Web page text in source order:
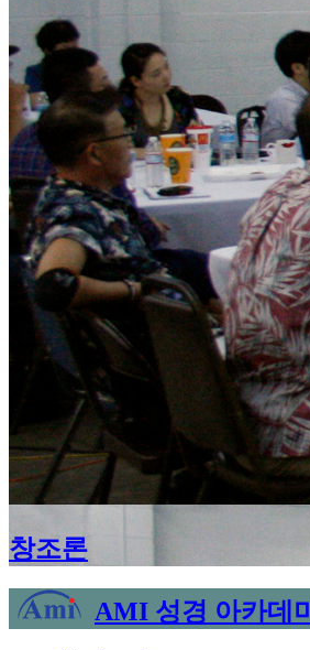
창조론
AMI 성경 아카데미